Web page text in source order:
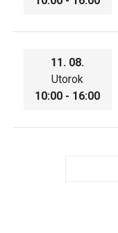
11. 08.
Utorok
10:00 - 16:00